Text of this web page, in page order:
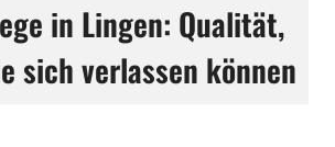
in Lingen: Qualität,
sich verlassen können